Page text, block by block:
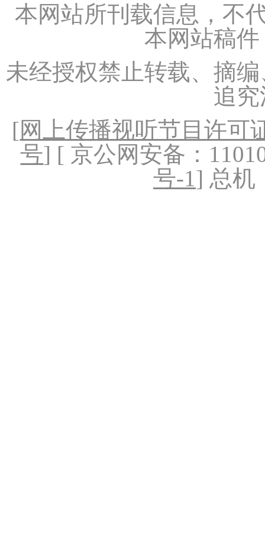
本网站所刊载信息，不
本网站稿
未经授权禁止转载、摘
追
[网上传播视听节目许可
号] [ 京公网安备：
号-1] 总机